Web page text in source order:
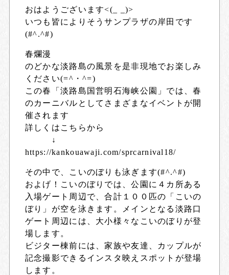
おはようございます<(_ _)>
いつも皆によりそうサンプラザの岸田です
(#^.^#)
春爛漫
のどかな淡路島の風景を是非現地でお楽しみ
ください(=^・^=)
この春「淡路島国営明石海峡公園」では、春
のカーニバルとしてさまざまなイベントが開
催されます
詳しくはこちらから
↓
https://kankouawaji.com/sprcarnival18/
その中で、こいのぼりも泳ぎます(#^.^#)
およげ！こいのぼりでは、公園に４カ所ある
入場ゲート周辺で、合計１００匹の「こいの
ぼり」が空を泳きます。メインとなる淡路口
ゲート周辺には、大小様々なこいのぼりが登
場します。
ビジター棟前には、家族や友達、カップルが
記念撮影できるインスタ映えスポットが登場
します。